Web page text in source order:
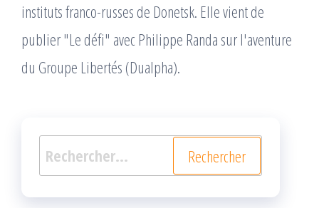
instituts franco-russes de Donetsk. Elle vient de
publier "Le défi" avec Philippe Randa sur l'aventure
du Groupe Libertés (Dualpha).
Rechercher :